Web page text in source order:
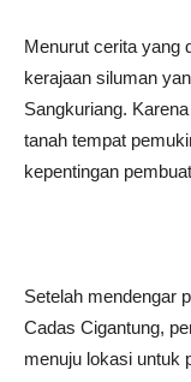
Menurut cerita yang
kerajaan siluman
Sangkuriang.
tanah tempat
kepentingan
Setelah mendengar
Cadas Cigantung,
menuju lokasi untuk